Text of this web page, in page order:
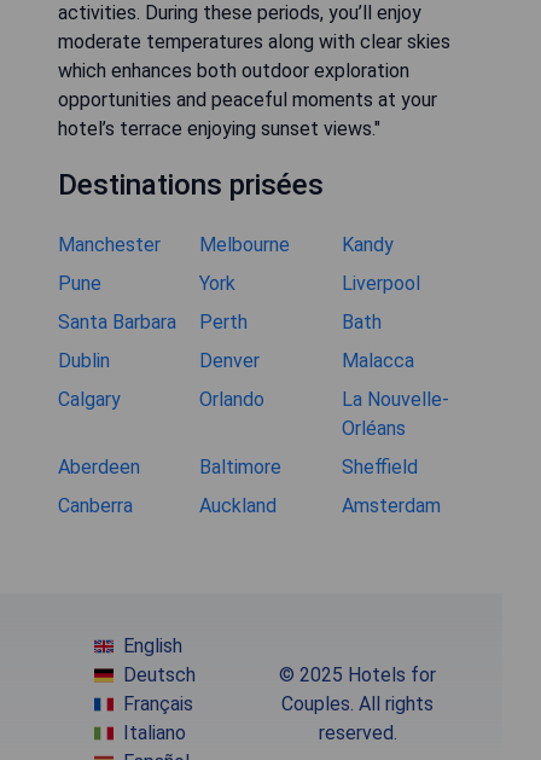
activities. During these periods, you’ll enjoy
moderate temperatures along with clear skies
which enhances both outdoor exploration
opportunities and peaceful moments at your
hotel’s terrace enjoying sunset views."
Destinations prisées
Manchester Melbourne
Kandy
Pune
York
Liverpool
Santa Barbara
Perth
Bath
Dublin
Denver
Malacca
Calgary
Orlando
La Nouvelle-
Orléans
Aberdeen
Baltimore
Sheffield
Canberra
Auckland Amsterdam
English
Deutsch
Français
Italiano
© 2025 Hotels for
Couples. All rights
reserved.